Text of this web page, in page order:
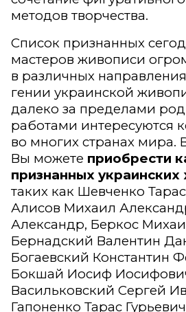
методов творчества.
Список признанных
мастеров живописи
в различных
гении украинской
далеко за пределами
работами интересуются
во многих странах мира.
Вы можете приобрести
признанных
таких как Шевченко
Алисов Михаил
Александр, Беркос
Бернадский Валентин
Богаевский Константин
Бокшай Иосиф
Васильковский Сергей
Гапоненко Тарас